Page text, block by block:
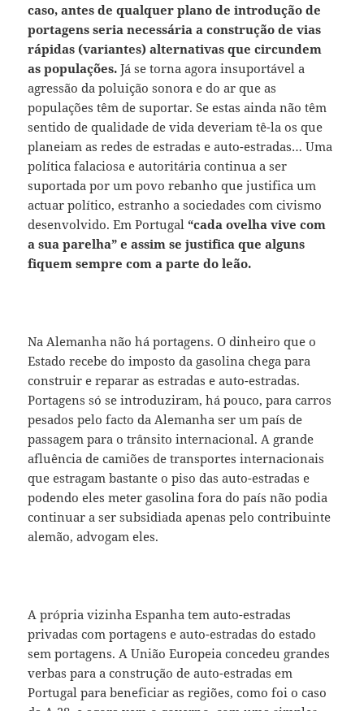
caso, antes de qualquer plano de introdução de
portagens seria necessária a construção de vias
rápidas (variantes) alternativas que circundem
as populações. Já se torna agora insuportável a
agressão da poluição sonora e do ar que as
populações têm de suportar. Se estas ainda não têm
sentido de qualidade de vida deveriam tê-la os que
planeiam as redes de estradas e auto-estradas… Uma
política falaciosa e autoritária continua a ser
suportada por um povo rebanho que justifica um
actuar político, estranho a sociedades com civismo
desenvolvido. Em Portugal“cada ovelha vive com
a sua parelha” e assim se justifica que alguns
fiquem sempre com a parte do leão.
Na Alemanha não há portagens. O dinheiro que o
Estado recebe do imposto da gasolina chega para
construir e reparar as estradas e auto-estradas.
Portagens só se introduziram, há pouco, para carros
pesados pelo facto da Alemanha ser um país de
passagem para o trânsito internacional. A grande
afluência de camiões de transportes internacionais
que estragam bastante o piso das auto-estradas e
podendo eles meter gasolina fora do país não podia
continuar a ser subsidiada apenas pelo contribuinte
alemão, advogam eles.
A própria vizinha Espanha tem auto-estradas
privadas com portagens e auto-estradas do estado
sem portagens. A União Europeia concedeu grandes
verbas para a construção de auto-estradas em
Portugal para beneficiar as regiões, como foi o caso